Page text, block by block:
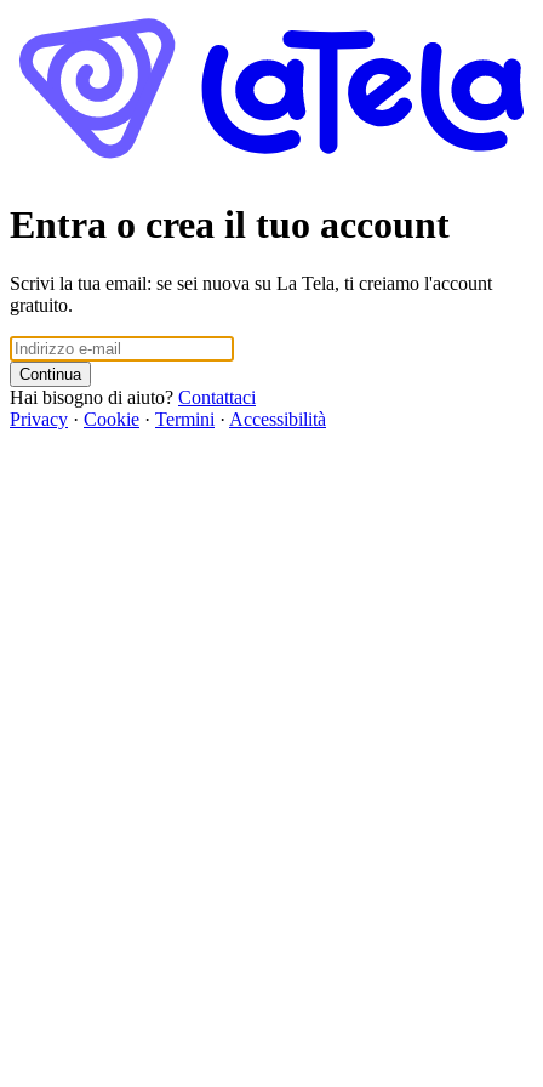
Entra o crea il tuo account
Scrivi la tua email: se sei nuova su La Tela, ti creiamo l'account
gratuito.
Continua
Hai bisogno di aiuto? Contattaci
Privacy · Cookie · Termini · Accessibilità